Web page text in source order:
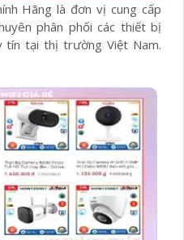
Hãng là đơn vị cung cấp
phân phối các thiết bị
tín tại thị trường Việt Nam.